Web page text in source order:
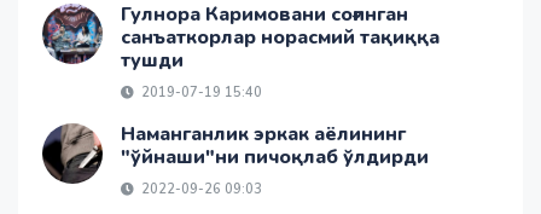
Гулнора Каримовани соғинган
санъаткорлар норасмий тақиққа
тушди
2019-07-19 15:40
Наманганлик эркак аёлининг
"ўйнаши"ни пичоқлаб ўлдирди
2022-09-26 09:03